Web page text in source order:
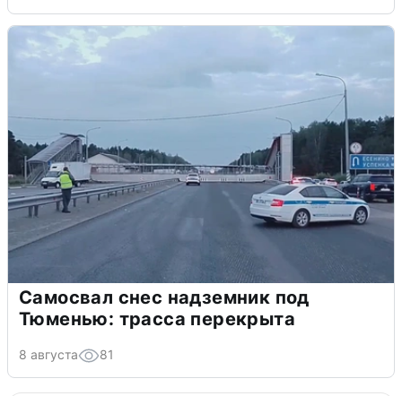
Самосвал снес надземник под
Тюменью: трасса перекрыта
8 августа 81